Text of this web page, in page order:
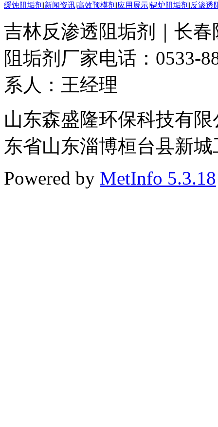
缓蚀阻垢剂 |新闻资讯|高效预模剂 |应用展示|锅炉阻垢剂 |反渗透
吉林反渗透阻垢剂｜长
阻垢剂厂家电话：0533-
系人：王经理
山东森盛隆环保科技有
东省山东淄博桓台县新
Powered by MetInfo 5.3.18